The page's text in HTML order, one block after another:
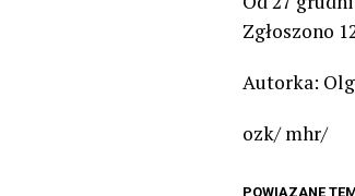
Zgłoszono
Autorka:
ozk/ mhr/
POWIĄZANE